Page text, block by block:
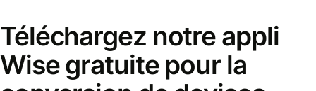
Téléchargez notre appli
Wise gratuite pour la